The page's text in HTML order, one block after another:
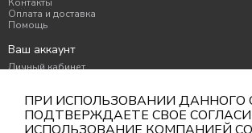
Оплата и доставка
Помощь
Ваш аккаунт
Личный кабинет
Контакты
ПРИ ИСПОЛЬЗОВАНИИ ДАННОГО
ПОДТВЕРЖДАЕТЕ СВОЕ